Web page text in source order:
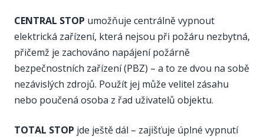
CENTRAL STOP umožňuje centrálně vypnout
elektrická zařízení, která nejsou při požáru nezbytná,
přičemž je zachováno napájení požárně
bezpečnostních zařízení (PBZ) – a to ze dvou na sobě
nezávislých zdrojů. Použít jej může velitel zásahu
nebo poučená osoba z řad uživatelů objektu.
TOTAL STOP jde ještě dál – zajišťuje úplné vypnutí